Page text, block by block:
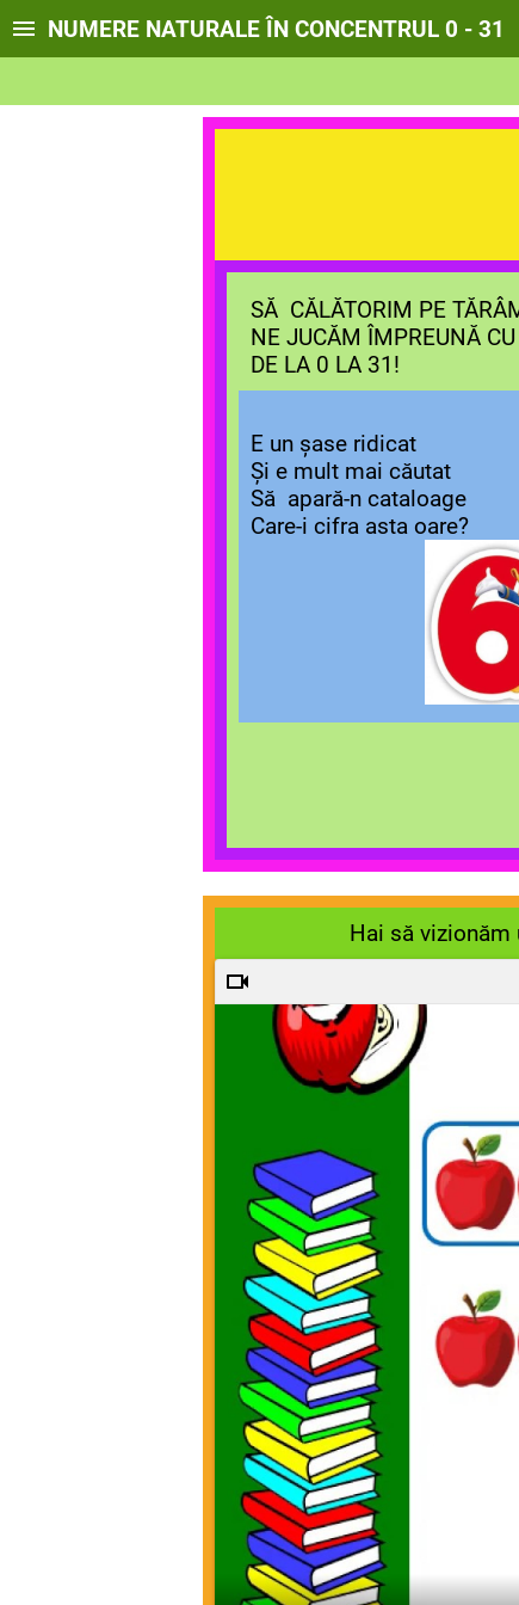
NUMERE NATURALE ÎN CONCENTRUL 0 - 31
CLASA
SĂ CĂLĂTORIM PE
NE JUCĂM ÎMPREUNĂ
DE LA 0 LA 31!
E un șase ridicat
Și e mult mai căutat
Să apară-n cataloage
Care-i cifra asta oare?
Hai să